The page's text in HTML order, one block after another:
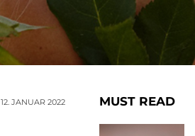
12. JANUAR 2022 MUST READ